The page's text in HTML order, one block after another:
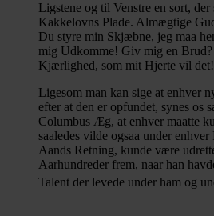
Ligstene og til Venstre en sort, der
Kakkelovns Plade. Almægtige
Du styre min Skjæbne, jeg maa
mig Udkomme! Giv mig en
Kjærlighed, som mit Hjerte vil
Ligesom man kan sige at enhver
efter at den er opfundet, synes os
Columbus Æg, at enhver maatte
saaledes vilde ogsaa under
Aands Retning, kunde være
Aarhundreder frem, naar han
Talent der levede under ham og